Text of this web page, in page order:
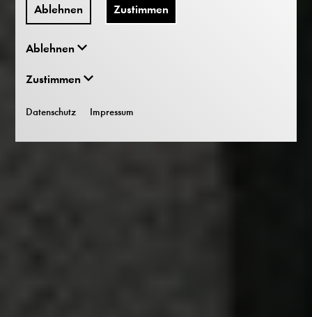
Ablehnen Zustimmen
Ablehnen
Zustimmen
Datenschutz Impressum